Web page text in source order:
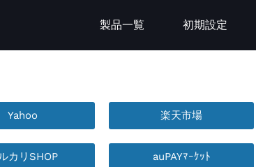
製品一覧 初期設定
Yahoo 楽天市場
カリSHOP auPAYﾏｰｹｯﾄ